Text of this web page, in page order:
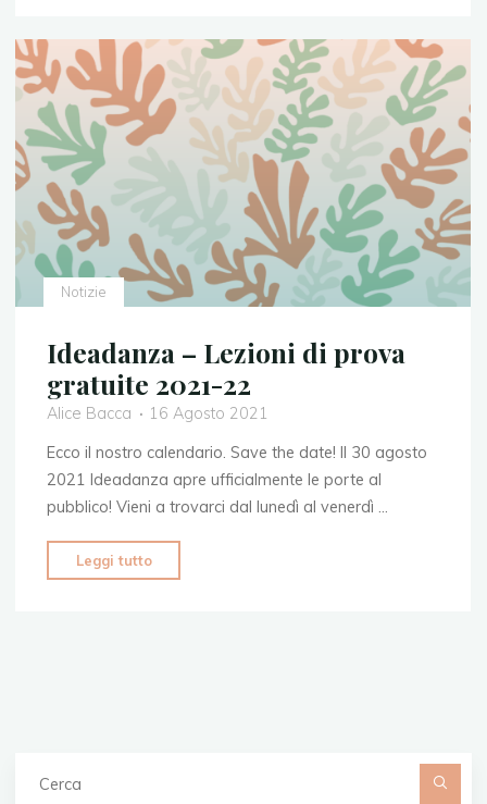
Scopri
i
nostri
corsi
Notizie
Ideadanza – Lezioni di prova
gratuite 2021-22
Alice Bacca
16 Agosto 2021
Ecco il nostro calendario. Save the date! Il 30 agosto
2021 Ideadanza apre ufficialmente le porte al
pubblico! Vieni a trovarci dal lunedì al venerdì …
Leggi tutto
–